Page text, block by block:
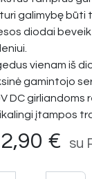
galimybę būti
diodai
vienam iš
gamintojo
DC
įtampos
€ su